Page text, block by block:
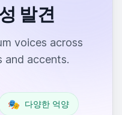
발견
voices across
and accents.
🎭 다양한 억양